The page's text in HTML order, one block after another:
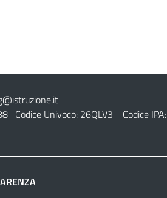
Codice Univoco: 26QLV3 Codice IPA: